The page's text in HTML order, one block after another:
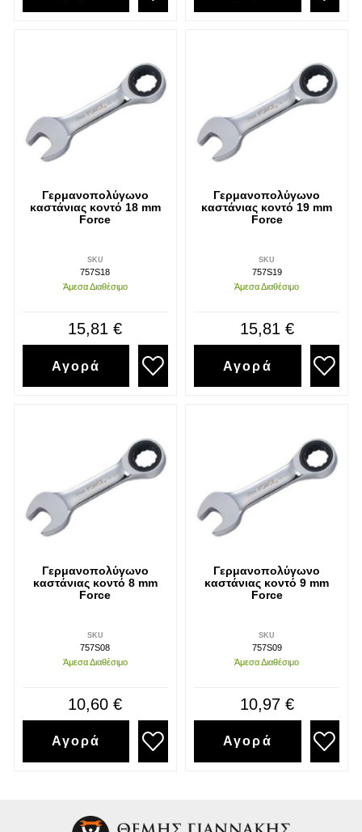
Γερμανοπολύγωνο
καστάνιας κοντό 18 mm
Force
SKU
757S18
Άμεσα Διαθέσιμο
15,81 €
Αγορά
Γερμανοπολύγωνο
καστάνιας κοντό 19 mm
Force
SKU
757S19
Άμεσα Διαθέσιμο
15,81 €
Αγορά
Γερμανοπολύγωνο
καστάνιας κοντό 8 mm
Force
SKU
757S08
Άμεσα Διαθέσιμο
10,60 €
Αγορά
Γερμανοπολύγωνο
καστάνιας κοντό 9 mm
Force
SKU
757S09
Άμεσα Διαθέσιμο
10,97 €
Αγορά